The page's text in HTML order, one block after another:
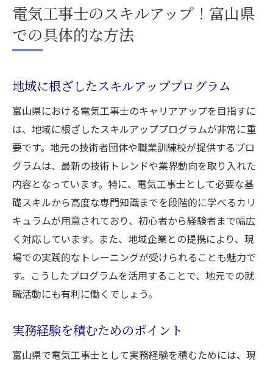
電気工事士のスキルアップ！富山県
での具体的な方法
地域に根ざしたスキルアッププログラム
富山県における電気工事士のキャリアアップを目指すに
は、地域に根ざしたスキルアッププログラムが非常に重
要です。地元の技術者団体や職業訓練校が提供するプロ
グラムは、最新の技術トレンドや業界動向を取り入れた
内容となっています。特に、電気工事士として必要な基
礎スキルから高度な専門知識までを段階的に学べるカリ
キュラムが用意されており、初心者から経験者まで幅広
く対応しています。また、地域企業との提携により、現
場での実践的なトレーニングが受けられることも魅力で
す。こうしたプログラムを活用することで、地元での就
職活動にも有利に働くでしょう。
実務経験を積むためのポイント
富山県で電気工事士として実務経験を積むためには、現